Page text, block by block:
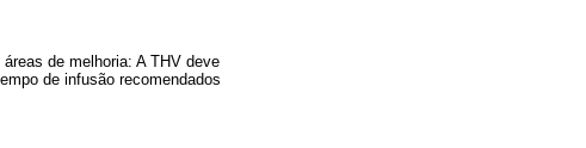
de melhoria: A THV deve
de infusão recomendados